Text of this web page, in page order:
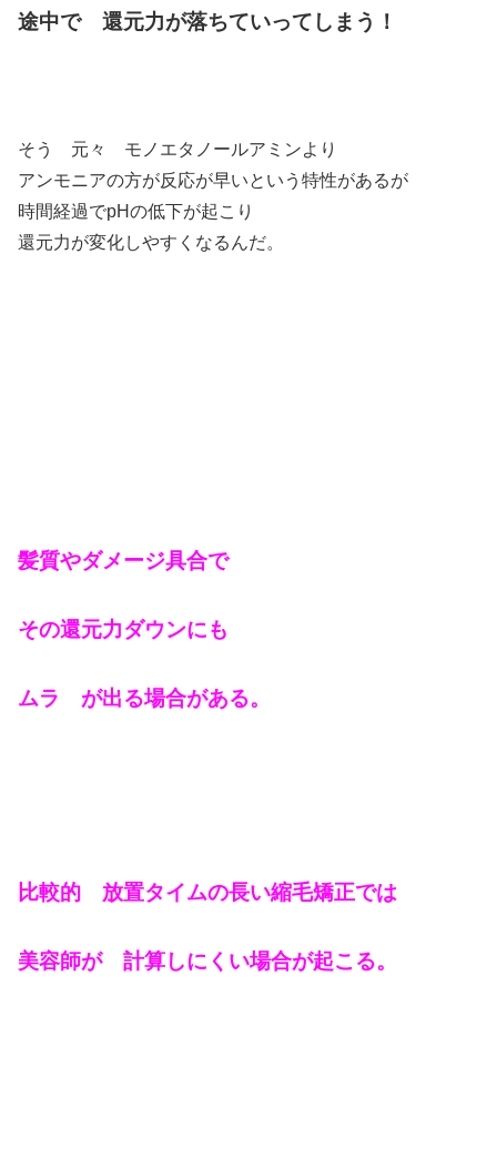
途中で 還元力が落ちていってしまう！
そう 元々 モノエタノールアミンより
アンモニアの方が反応が早いという特性があるが
時間経過でpHの低下が起こり
還元力が変化しやすくなるんだ。
髪質やダメージ具合で
その還元力ダウンにも
ムラ が出る場合がある。
比較的 放置タイムの長い縮毛矯正では
美容師が 計算しにくい場合が起こる。